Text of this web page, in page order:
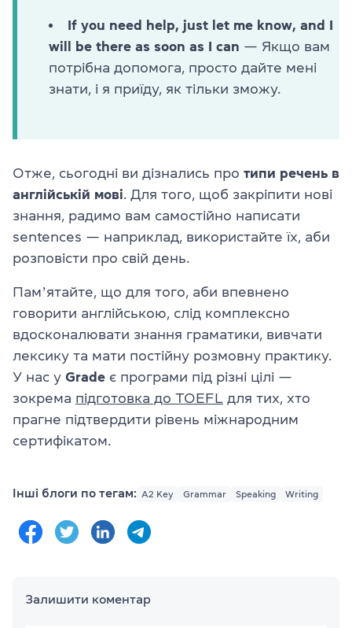
If you need help, just let me know, and I
will be there as soon as I can — Якщо вам
потрібна допомога, просто дайте мені
знати, і я приїду, як тільки зможу.
Отже, сьогодні ви дізнались про типи речень в
англійській мові . Для того, щоб закріпити нові
знання, радимо вам самостійно написати
sentences — наприклад, використайте їх, аби
розповісти про свій день.
Памʼятайте, що для того, аби впевнено
говорити англійською, слід комплексно
вдосконалювати знання граматики, вивчати
лексику та мати постійну розмовну практику.
У нас у Grade є програми під різні цілі —
зокрема підготовка до TOEFL
для тих, хто
прагне підтвердити рівень міжнародним
сертифікатом.
Інші блоги по тегам: A2 Key Grammar Speaking Writing
Залишити коментар